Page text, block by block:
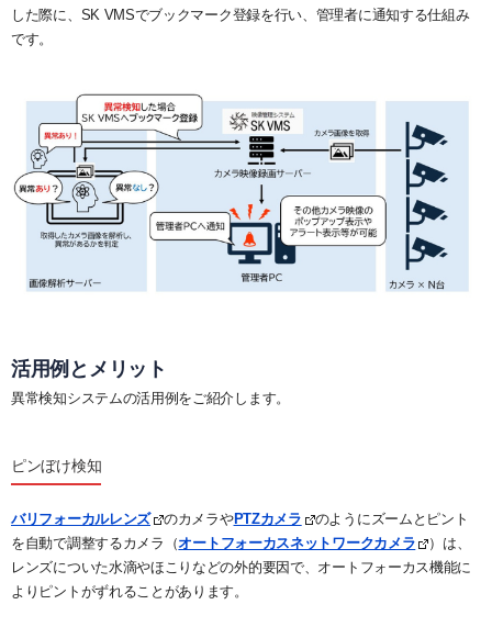
した際に、SK VMSでブックマーク登録を行い、管理者に通知する仕組み
です。
活用例とメリット
異常検知システムの活用例をご紹介します。
ピンぼけ検知
バリフォーカルレンズ のカメラやPTZカメラ
のようにズームとピント
を自動で調整するカメラ（オートフォーカスネットワークカメラ
）は、
レンズについた水滴やほこりなどの外的要因で、オートフォーカス機能に
よりピントがずれることがあります。